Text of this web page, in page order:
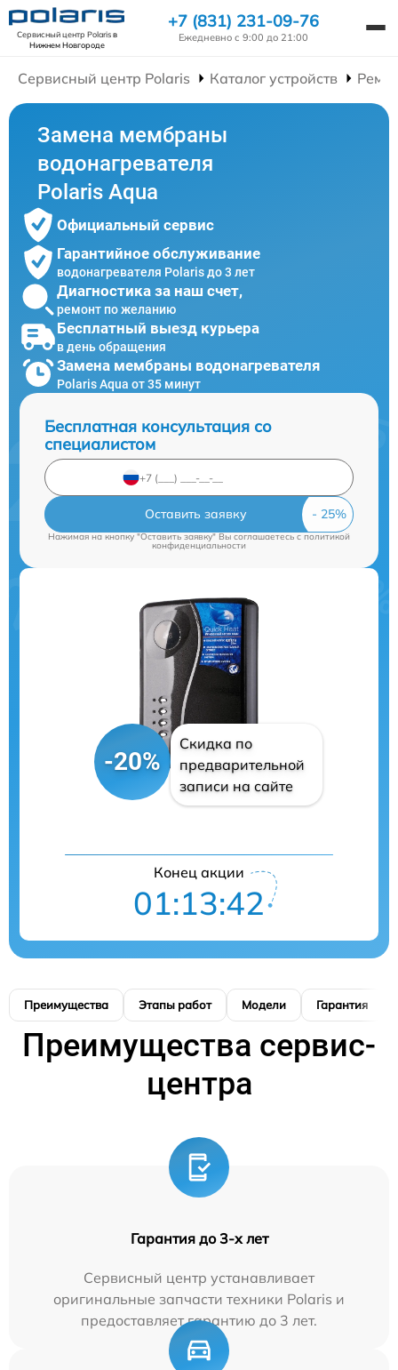
Сервисный центр Polarisв
Нижнем Новгороде
+7 (831) 231-09-76
Ежедневно с 9:00 до 21:00
Сервисный центр Polaris Каталог устройств
Замена мембраны
водонагревателя
Polaris Aqua
Официальный сервис
Гарантийное обслуживание
водонагревателя Polaris до 3 лет
Диагностика за наш счет,
ремонт по желанию
Бесплатный выезд курьера
в день обращения
Замена мембраны водонагревателя
Polaris Aqua от 35 минут
Бесплатная консультация со
специалистом
Оставить заявку
Нажимая на кнопку "Оставить заявку" Вы соглашаетесь cполитикой
конфиденциальности
-20%
Скидка по
предварительной
записи на сайте
Конец акции
01:13:41
Преимущества Этапы работ Модели Гарантия
Преимущества сервис-
центра
Гарантия до 3-х лет
Сервисный центр устанавливает
оригинальные запчасти техники Polaris и
предоставляет гарантию до 3 лет.